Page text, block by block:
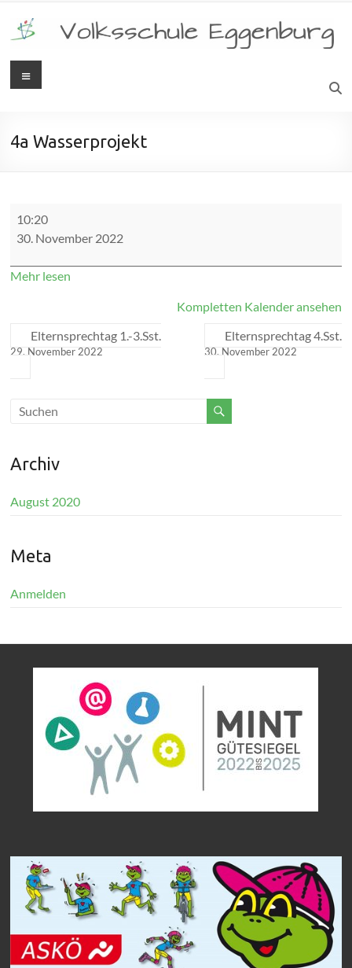
Inhalt
springen
Volksschule
Menü
4a Wasserprojekt
Wasserprojekt
10:20
30. November 2022
Mehr lesen
Kompletten Kalender ansehen
Elternsprechtag 1.-3.Sst.
29. November 2022
Elternsprechtag 4.Sst.
30. November 2022
Archiv
August 2020
Meta
Anmelden